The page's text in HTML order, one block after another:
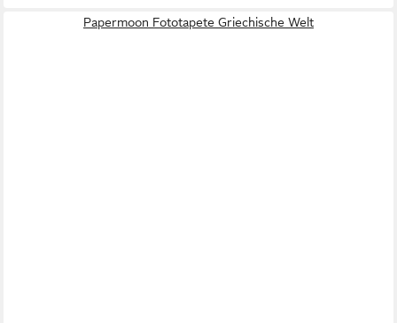
Papermoon Fototapete Griechische Welt